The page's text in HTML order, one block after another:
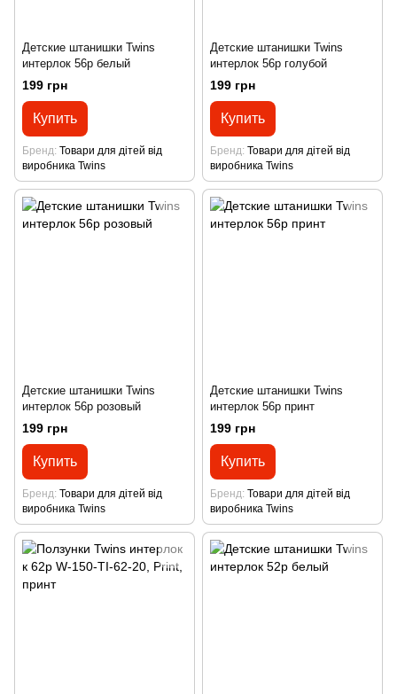
Детские штанишки Twins
интерлок 56р белый
199 грн
Купить
Бренд Товари для дітей від
виробника Twins
Детские штанишки Twins
интерлок 56р голубой
199 грн
Купить
Бренд Товари для дітей від
виробника Twins
Детские штанишки Twins
интерлок 56р розовый
199 грн
Купить
Бренд Товари для дітей від
виробника Twins
Детские штанишки Twins
интерлок 56р принт
199 грн
Купить
Бренд Товари для дітей від
виробника Twins